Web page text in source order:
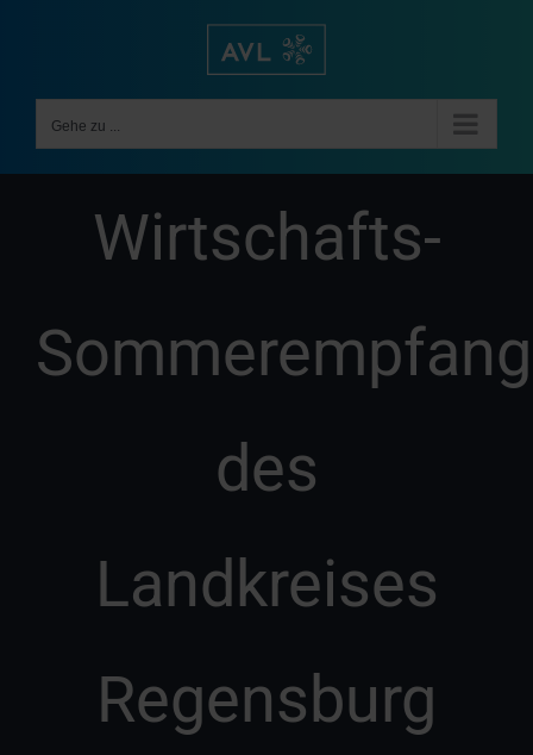
Gehe zu ...
Wirtschafts-
Sommerempfang
des
Landkreises
Regensburg